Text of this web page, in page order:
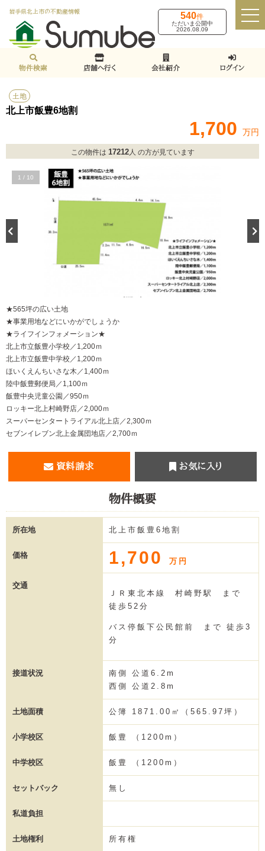
岩手県北上市の不動産情報 540件
ただいま公開中
2026.08.09
物件検索 店舗へ行く 会社紹介 ログイン
土地
北上市飯豊6地割
1,700 万円
この物件は 17212人 の方が見ています
1 / 10
★565坪の広い土地
★事業用地などにいかがでしょうか
★ライフインフォメーション★
北上市立飯豊小学校／1,200ｍ
北上市立飯豊中学校／1,200ｍ
ほいくえんちいさな木／1,400ｍ
陸中飯豊郵便局／1,100ｍ
飯豊中央児童公園／950ｍ
ロッキー北上村崎野店／2,000ｍ
スーパーセンタートライアル北上店／2,300ｍ
セブンイレブン北上金属団地店／2,700ｍ
資料請求 お気に入り
物件概要
所在地 北上市飯豊6地割
価格 1,700 万円
交通
ＪＲ東北本線 村崎野駅 まで
徒歩52分
バス停飯下公民館前 まで 徒歩3
分
接道状況
南側 公道6.2m
西側 公道2.8m
土地面積 公簿 1871.00㎡（565.97坪）
小学校区 飯豊 （1200m）
中学校区 飯豊 （1200m）
セットバック 無し
私道負担
土地権利 所有権